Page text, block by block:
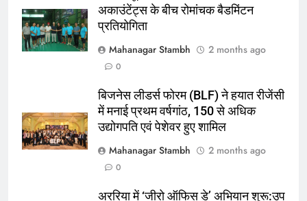
अकाउंटेंट्स के बीच रोमांचक बैडमिंटन
प्रतियोगिता
Mahanagar Stambh
2 months ago
0
बिजनेस लीडर्स फोरम (BLF) ने हयात रीजेंसी
में मनाई प्रथम वर्षगांठ, 150 से अधिक
उद्योगपति एवं पेशेवर हुए शामिल
Mahanagar Stambh
2 months ago
0
अररिया में ‘जीरो ऑफिस डे’ अभियान शुरू:उप
अररिया में ‘जीरो ऑफिस डे’ अभियान
शुरू:उप विकास आयुक्त ने ग्रामीणों से जॉब
कार्ड बनाने की अपील, कल भी आयोजन
पूर्व राज्य
किशनगंज में रेतुआ नदी पर बना डायवर्सन
बहा:दर्जनों गांवों का संपर्क टूटा, 12 KM
लंबी दूरी तय कर रहे लोग
राज्य
रूट 4 साल बाद इंग्लैंड की कप्तानी